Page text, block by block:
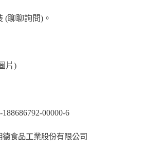
(聊聊詢問)。
片)
00000-6
德食品工業股份有限公司